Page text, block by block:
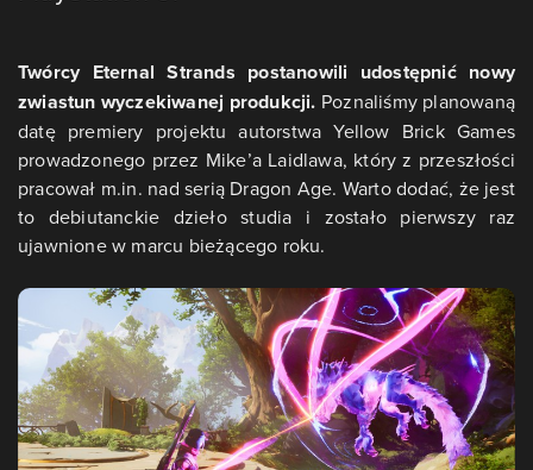
Twórcy Eternal Strands postanowili udostępnić nowy
zwiastun wyczekiwanej produkcji. Poznaliśmy planowaną
datę premiery projektu autorstwa Yellow Brick Games
prowadzonego przez Mike’a Laidlawa, który z przeszłości
pracował m.in. nad serią Dragon Age. Warto dodać, że jest
to debiutanckie dzieło studia i zostało pierwszy raz
ujawnione w marcu bieżącego roku.